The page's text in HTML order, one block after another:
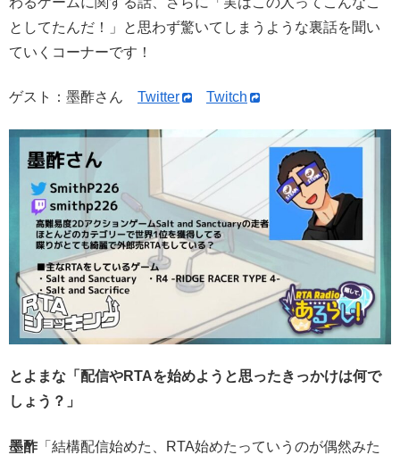
としてたんだ！」と思わず驚いてしまうような裏話を聞い
ていくコーナーです！
ゲスト：墨酢さん Twitter Twitch
とよまな「配信やRTAを始めようと思ったきっかけは何で
しょう？」
墨酢「結構配信始めた、RTA始めたっていうのが偶然みた